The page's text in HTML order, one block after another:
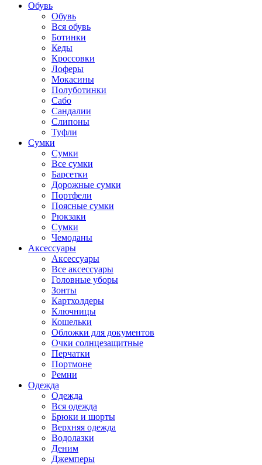
Обувь
Обувь
Вся обувь
Ботинки
Кеды
Кроссовки
Лоферы
Мокасины
Полуботинки
Сабо
Сандалии
Слипоны
Туфли
Сумки
Сумки
Все сумки
Барсетки
Дорожные сумки
Портфели
Поясные сумки
Рюкзаки
Сумки
Чемоданы
Аксессуары
Аксессуары
Все аксессуары
Головные уборы
Зонты
Картхолдеры
Ключницы
Кошельки
Обложки для документов
Очки солнцезащитные
Перчатки
Портмоне
Ремни
Одежда
Одежда
Вся одежда
Брюки и шорты
Верхняя одежда
Водолазки
Деним
Джемперы